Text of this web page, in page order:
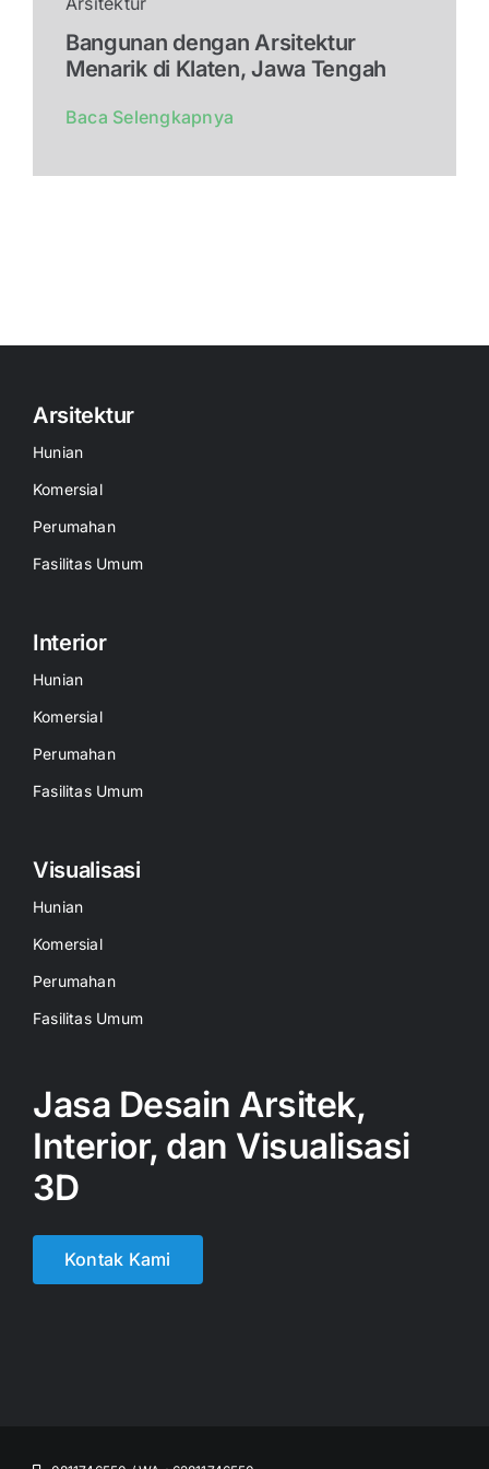
Bangunan dengan Arsitektur
Menarik di Klaten, Jawa Tengah
Baca Selengkapnya
Arsitektur
Hunian
Komersial
Perumahan
Fasilitas Umum
Interior
Hunian
Komersial
Perumahan
Fasilitas Umum
Visualisasi
Hunian
Komersial
Perumahan
Fasilitas Umum
Jasa Desain Arsitek,
Interior, dan Visualisasi
3D
Kontak Kami